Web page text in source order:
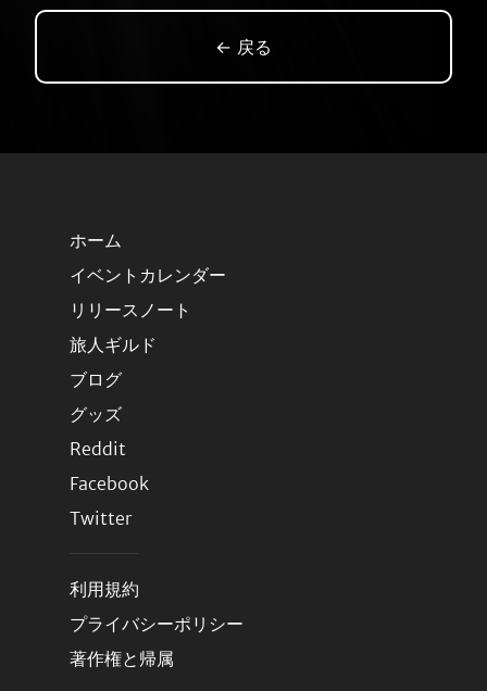
← 戻る
ホーム
イベントカレンダー
リリースノート
旅人ギルド
ブログ
グッズ
Reddit
Facebook
Twitter
利用規約
プライバシーポリシー
著作権と帰属